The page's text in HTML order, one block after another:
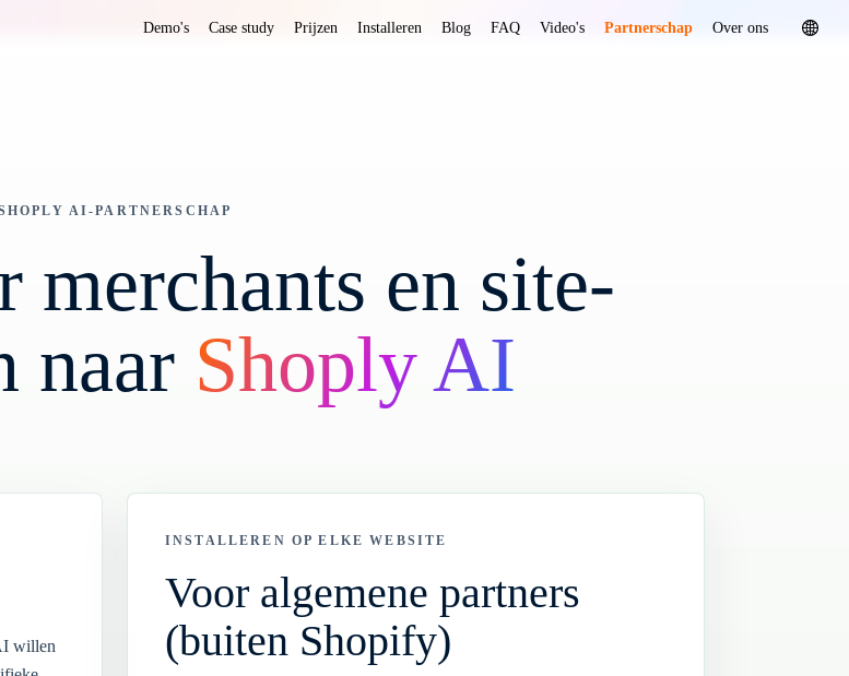
Demo's Case study Prijzen Installeren Blog FAQ Video's Partnerschap Over ons
AI-PARTNERSCHAP
merchants en site-
naar Shoply AI
willen
INSTALLEREN OP ELKE WEBSITE
Voor algemene partners
(buiten Shopify)